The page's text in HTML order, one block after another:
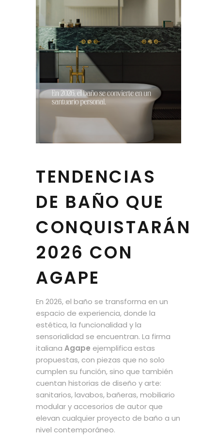
TENDENCIAS
DE BAÑO QUE
CONQUISTARÁN
2026 CON
AGAPE
En 2026, el baño se transforma en un
espacio de experiencia, donde la
estética, la funcionalidad y la
sensorialidad se encuentran. La firma
italiana Agape ejemplifica estas
propuestas, con piezas que no solo
cumplen su función, sino que también
cuentan historias de diseño y arte:
sanitarios, lavabos, bañeras, mobiliario
modular y accesorios de autor que
elevan cualquier proyecto de baño a un
nivel contemporáneo.